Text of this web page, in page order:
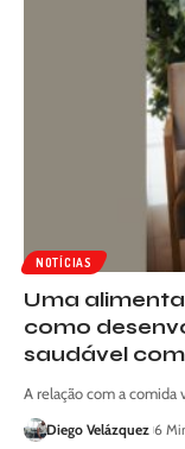
NOTÍCIAS
Uma
como
saudável
A relação com a comida
Diego Velázquez 6